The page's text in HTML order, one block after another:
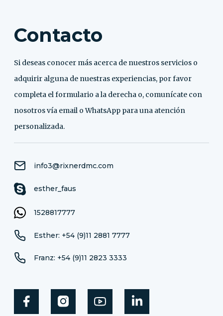
Contacto
Si deseas conocer más acerca de nuestros servicios o
adquirir alguna de nuestras experiencias, por favor
completa el formulario a la derecha o, comunícate con
nosotros vía email o WhatsApp para una atención
personalizada.
info3@rixnerdmc.com
esther_faus
1528817777
Esther: +54 (9)11 2881 7777
Franz: +54 (9)11 2823 3333